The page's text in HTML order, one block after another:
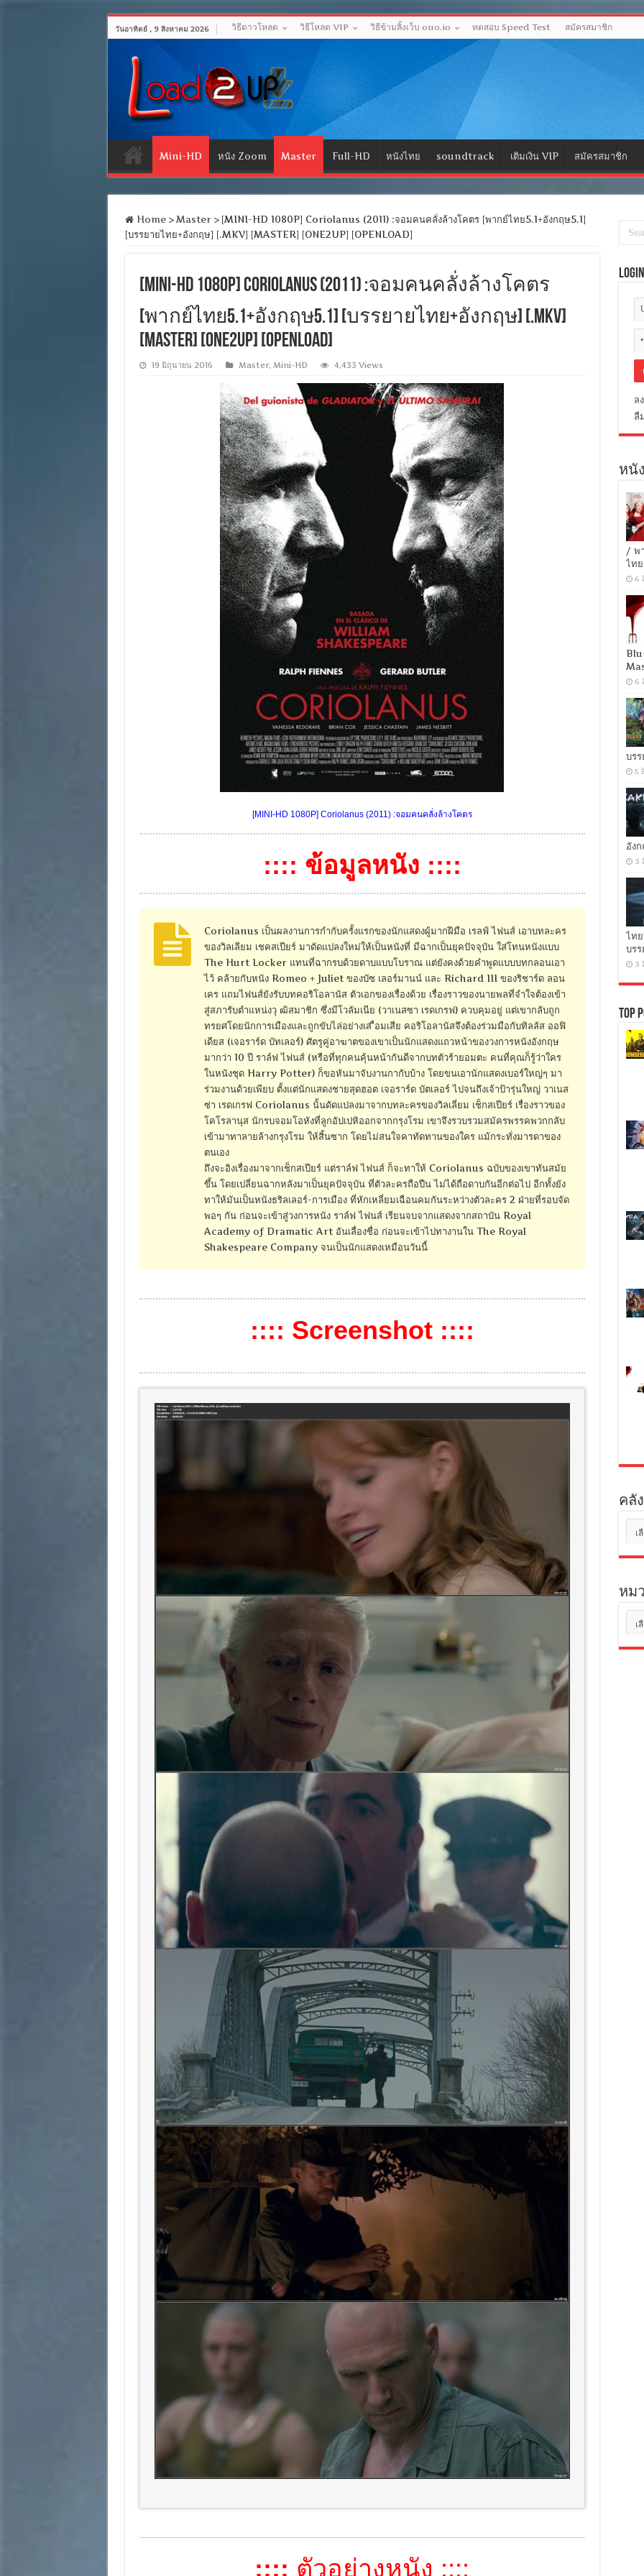
วันอาทิตย์ , 9 สิงหาคม 2026 วิธีดาวโหลด วิธีโหลด VIP วิธีข้ามลิ้งเว็บ ouo.io ทดสอบ Speed Test สมัครสมาชิก
Mini-HD หนัง Zoom Master Full-HD หนังไทย soundtrack เติมเงิน VIP สมัครสมาชิก
Home > Master > [MINI-HD 1080P] Coriolanus (2011) :จอมคนคลั่งล้างโคตร [พากย์ไทย5.1+อังกฤษ5.1]
[บรรยายไทย+อังกฤษ] [.MKV] [MASTER] [ONE2UP] [OPENLOAD]
[MINI-HD 1080P] Coriolanus (2011) :จอมคนคลั่งล้างโคตร
[พากย์ไทย5.1+อังกฤษ5.1] [บรรยายไทย+อังกฤษ] [.MKV]
[MASTER] [ONE2UP] [OPENLOAD]
19 มิถุนายน 2016 Master, Mini-HD 4,433 Views
[MINI-HD 1080P] Coriolanus (2011) :จอมคนคลั่งล้างโคตร
:::: ข้อมูลหนัง ::::
Coriolanus เป็นผลงานการกำกับครั้งแรกของนักแสดงผู้มากฝีมือ เรลฟ์ ไฟนส์ เอาบทละคร
ของวิลเลียม เชคสเปียร์ มาดัดแปลงใหม่ให้เป็นหนังที่ มีฉากเป็นยุคปัจจุบัน ใส่โทนหนังแบบ
The Hurt Locker แทนที่ฉากรบด้วยดาบแบบโบราณ แต่ยังคงด้วยคำพูดแบบบทกลอนเอา
ไว้ คล้ายกับหนัง Romeo + Juliet ของบัซ เลอร์มานน์ และ Richard III ของริชาร์ด ลอน
เคร แถมไฟนส์ยังรับบทคอริโอลานัส ตัวเอกของเรื่องด้วย เรื่องราวของนายพลที่จำใจต้องเข้า
สู่สภารับตำแหน่งวุ ฒิสมาชิก ซึ่งมีโวลัมเนีย (วาเนสซา เรดเกรฟ) ควบคุมอยู่ แต่เขากลับถูก
ทรยศโดยนักการเมืองและถูกขับไล่อย่างเส ื่อมเสีย คอริโอลานัสจึงต้องร่วมมือกับทิลลัส ออฟิ
เดียส (เจอราร์ด บัทเลอร์) ศัตรูคู่อาฆาตของเขาเป็นนักแสดงแถวหน้าของวงการหนังอังกฤษ
มากว่า 10 ปี ราล์ฟ ไฟนส์ (หรือที่ทุกคนคุ้นหน้ากันดีจากบทตัวร้ายอมตะ คนที่คุณก็รู้ว่าใคร
ในหนังชุด Harry Potter) ก็ขอหันมาจับงานกากับบ้าง โดยขนเอานักแสดงเบอร์ใหญ่ๆ มา
ร่วมงานด้วยเพียบ ตั้งแต่นักแสดงชายสุดฮอต เจอราร์ด บัตเลอร์ ไปจนถึงเจ้าป้ารุ่นใหญ่ วาเนส
ซ่า เรดเกรฟ Coriolanus นั้นดัดแปลงมาจากบทละครของวิลเลี่ยม เช็กสเปียร์ เรื่องราวของ
โคโรลานุส นักรบจอมโอหังที่ลูกอัปเปหิออกจากกรุงโรม เขาจึงรวบรวมสมัครพรรคพวกกลับ
เข้ามาทาลายล้างกรุงโรม ให้สิ้นซาก โดยไม่สนใจคาทัดทานของใคร แม้กระทั่งมารดาของ
ตนเอง
ถึงจะอิงเรื่องมาจากเช็กสเปียร์ แต่ราล์ฟ ไฟนส์ ก็จะทาให้ Coriolanus ฉบับของเขาทันสมัย
ขึ้น โดยเปลี่ยนฉากหลังมาเป็นยุคปัจจุบัน ที่ตัวละครถือปืน ไม่ได้ถือดาบกันอีกต่อไป อีกทั้งยัง
ทาให้มันเป็นหนังธริลเลอร์-การเมือง ที่หักเหลี่ยมเฉือนคมกันระหว่างตัวละคร 2 ฝ่ายที่รอบจัด
พอๆ กัน ก่อนจะเข้าสู่วงการหนัง ราล์ฟ ไฟนส์ เรียนจบจากแสดงจากสถาบัน Royal
Academy of Dramatic Art อันเลื่องชื่อ ก่อนจะเข้าไปทางานใน The Royal
Shakespeare Company จนเป็นนักแสดงเหมือนวันนี้
:::: Screenshot ::::
:::: ตัวอย่างหนัง ::::
Login
ล
ลื
หนั
/ พ
ไท
6
6
บร
5
อัง
3
ไท
บร
3
Top
คลั
เก็บ
หม
หมู่